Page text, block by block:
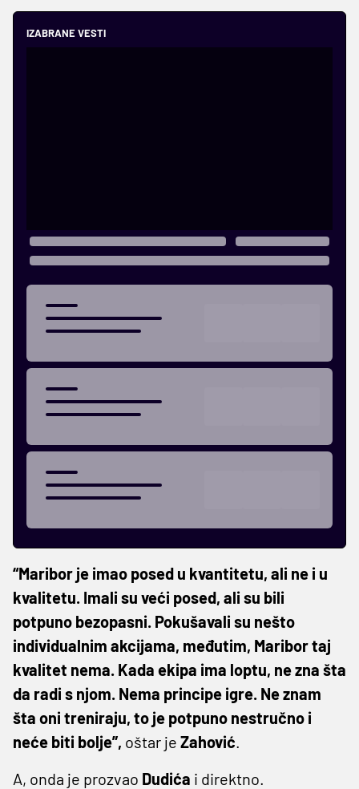
IZABRANE VESTI
“Maribor je imao posed u kvantitetu, ali ne i u
kvalitetu. Imali su veći posed, ali su bili
potpuno bezopasni. Pokušavali su nešto
individualnim akcijama, međutim, Maribor taj
kvalitet nema. Kada ekipa ima loptu, ne zna šta
da radi s njom. Nema principe igre. Ne znam
šta oni treniraju, to je potpuno nestručno i
neće biti bolje”, oštar je Zahović.
A, onda je prozvao Dudića i direktno.